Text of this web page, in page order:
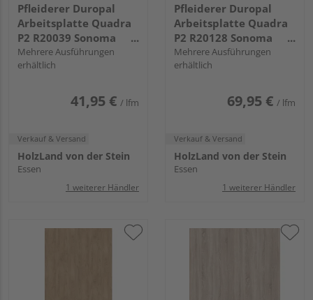
Pfleiderer Duropal
Arbeitsplatte Quadra
P2 R20039 Sonoma
Eiche grau, RT, VS Folie
Mehrere Ausführungen
erhältlich
41,95 € / lfm
Verkauf & Versand
HolzLand von der Stein
Essen
1 weiterer Händler
Pfleiderer Duropal
Arbeitsplatte Quadra
P2 R20128 Sonoma
Eiche hell, RT, VS Folie
Mehrere Ausführungen
erhältlich
69,95 € / lfm
Verkauf & Versand
HolzLand von der Stein
Essen
1 weiterer Händler